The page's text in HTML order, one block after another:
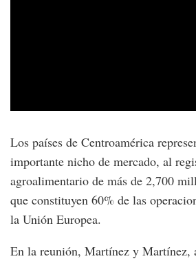
Los países de Centroamérica
importante nicho de mercado, al
agroalimentario de más de 2,700
que constituyen 60% de las
la Unión Europea.
En la reunión, Martínez y Martínez,